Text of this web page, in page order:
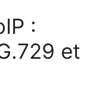
:
et